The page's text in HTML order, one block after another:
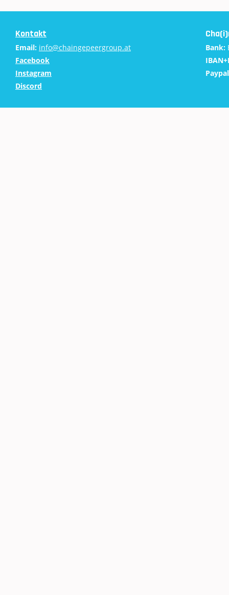
Kontakt
Email: info@chaingepeergroup.at
Facebook
Instagram
Discord
Bank: